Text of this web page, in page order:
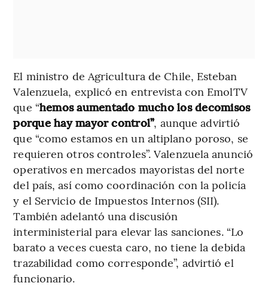
El ministro de Agricultura de Chile, Esteban
Valenzuela, explicó en entrevista con EmolTV
que “hemos aumentado mucho los decomisos
porque hay mayor control”, aunque advirtió
que “como estamos en un altiplano poroso, se
requieren otros controles”. Valenzuela anunció
operativos en mercados mayoristas del norte
del país, así como coordinación con la policía
y el Servicio de Impuestos Internos (SII).
También adelantó una discusión
interministerial para elevar las sanciones. “Lo
barato a veces cuesta caro, no tiene la debida
trazabilidad como corresponde”, advirtió el
funcionario.